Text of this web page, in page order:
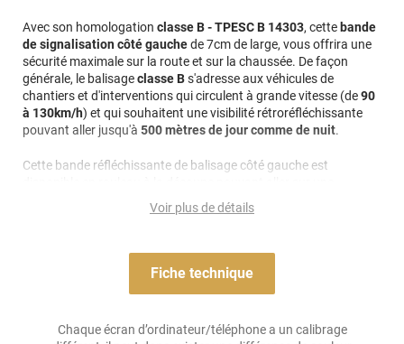
Avec son homologation classe B - TPESC B 14303, cette bande
de signalisation côté gauchede 7cm de large, vous offrira une
sécurité maximale sur la route et sur la chaussée. De façon
générale, le balisageclasse Bs'adresse aux véhicules de
chantiers et d'interventions qui circulent à grande vitesse (de90
à 130km/h) et qui souhaitent une visibilité rétroréfléchissante
pouvant aller jusqu'à 500 mètres de jour comme de nuit.
Cette bande réfléchissante de balisage côté gauche est
longueur de 50 mètres linéaires pour une largeur de 7 cm.
Rendez-vous sur nos autres fiches produits, si vous souhaitez
différente. N'hésitez pas à contacter nos conseillers pour toute
Evitez de positionner la bande de signalisation sur lesparties
Voir plus de détails
Fiche technique
Chaque écran d’ordinateur/téléphone a un calibrage